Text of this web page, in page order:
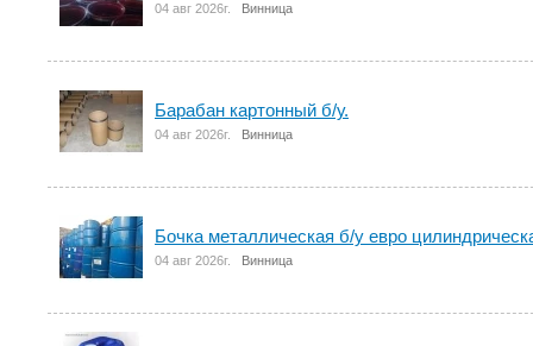
04 авг 2026г. Винница
Барабан картонный б/у.
04 авг 2026г. Винница
Бочка металлическая б/у евро
04 авг 2026г. Винница